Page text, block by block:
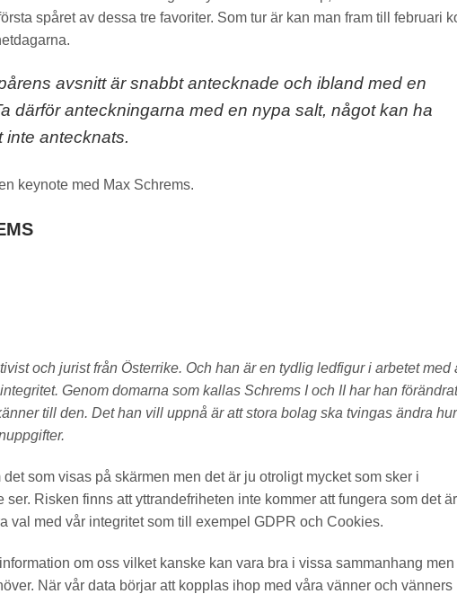
spåret av dessa tre favoriter. Som tur är kan man fram till februari
avsnitt är snabbt antecknade och ibland med en
därför anteckningarna med en nypa salt, något kan ha
inte antecknats.
keynote med Max Schrems.
och jurist från Österrike. Och han är en tydlig ledfigur i arbetet med
Genom domarna som kallas Schrems I och II har han förändrat
till den. Det han vill uppnå är att stora bolag ska tvingas ändra
som visas på skärmen men det är ju otroligt mycket som sker i
Risken finns att yttrandefriheten inte kommer att fungera som det är
val med vår integritet som till exempel GDPR och Cookies.
om oss vilket kanske kan vara bra i vissa sammanhang men
När vår data börjar att kopplas ihop med våra vänner och vänners